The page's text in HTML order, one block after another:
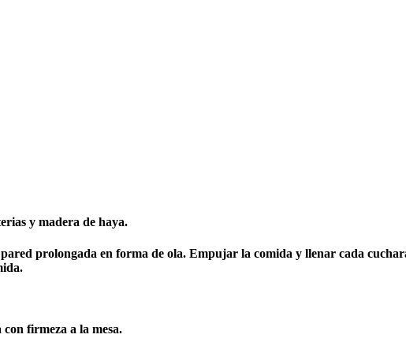
y madera de haya.
prolongada en forma de ola. Empujar la comida y llenar cada
firmeza a la mesa.